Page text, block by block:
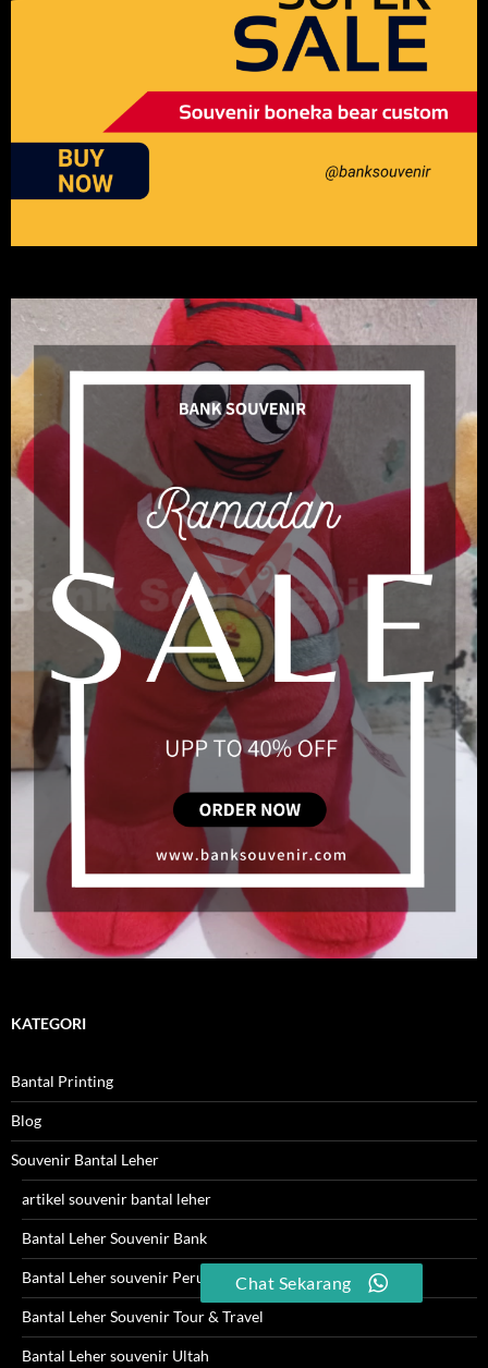
KATEGORI
Bantal Printing
Blog
Souvenir Bantal Leher
artikel souvenir bantal leher
Bantal Leher Souvenir Bank
Bantal Leher souvenir Perusahaan
Bantal Leher Souvenir Tour & Travel
Bantal Leher souvenir Ultah
Chat Sekarang